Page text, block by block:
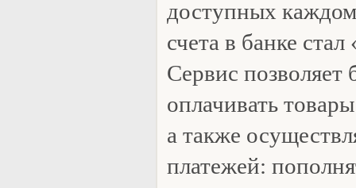
доступных
счета в банке
Сервис позволяет
оплачивать
а также
платежей: